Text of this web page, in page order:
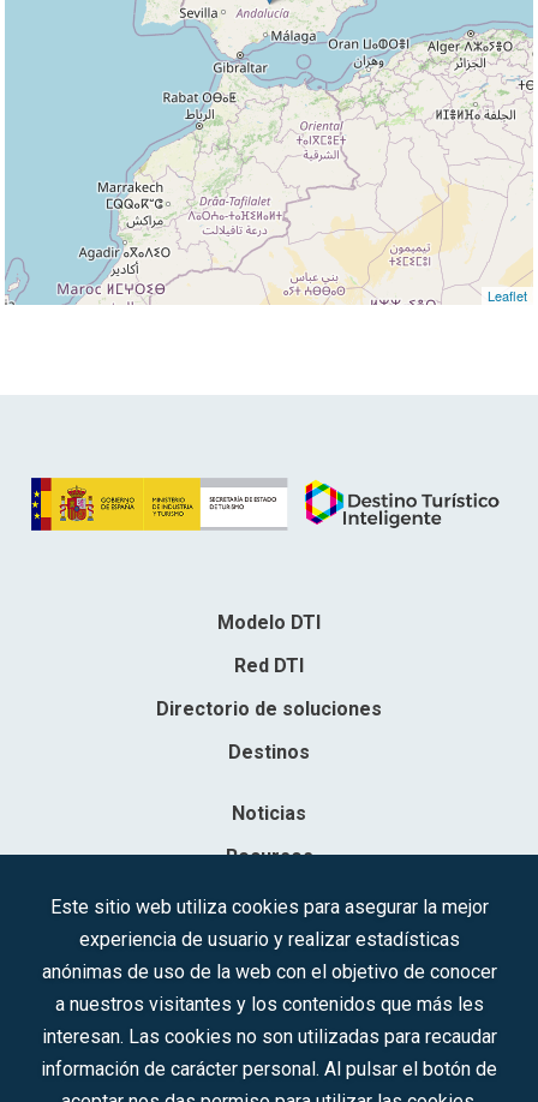
Leaflet
Modelo DTI
Red DTI
Directorio de soluciones
Destinos
Noticias
Recursos
Contacto
Sociedad Mercantil Estatal para la Gestión de la Innovación y las
Inscrita en el R.M. de Madrid, T, 12593, Se. 8, F. 129, H. 201.307.
C.I.F.: A-81/874.984
Este sitio web utiliza cookies para asegurar la mejor
experiencia de usuario y realizar estadísticas
anónimas de uso de la web con el objetivo de conocer
a nuestros visitantes y los contenidos que más les
interesan. Las cookies no son utilizadas para recaudar
información de carácter personal. Al pulsar el botón de